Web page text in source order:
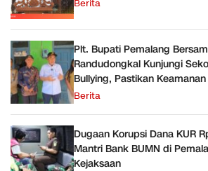
Berita
Plt. Bupati Pemalang
Randudongkal Kunjungi
Bullying, Pastikan
Berita
Dugaan Korupsi Dana KUR
Mantri Bank BUMN di
Kejaksaan